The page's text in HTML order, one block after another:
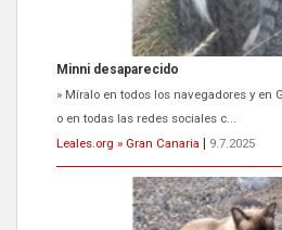
Minni desaparecido
» Míralo en todos los navegadores y en
o en todas las redes sociales c...
Leales.org » Gran Canaria
9.7.2025